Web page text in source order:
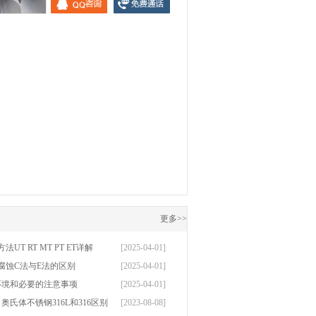
更多>>
法UT RT MT PT ET详解
[2025-04-01]
蚀C法与E法的区别
[2025-04-01]
和必要的注意事项
[2025-04-01]
氏体不锈钢316L和316区别
[2023-08-08]